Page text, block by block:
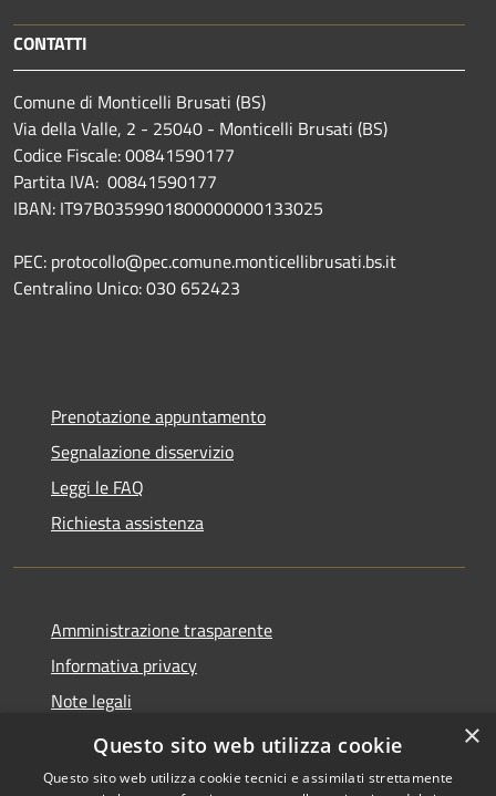
CONTATTI
Comune di Monticelli Brusati (BS)
Via della Valle, 2 - 25040 - Monticelli Brusati (BS)
Codice Fiscale: 00841590177
Partita IVA: 00841590177
IBAN: IT97B0359901800000000133025
PEC: protocollo@pec.comune.monticellibrusati.bs.it
Centralino Unico: 030 652423
Prenotazione appuntamento
Segnalazione disservizio
Leggi le FAQ
Richiesta assistenza
Amministrazione trasparente
Informativa privacy
Note legali
Dichiarazione di accessibilità
×
Questo sito web utilizza cookie
Questo sito web utilizza cookie tecnici e assimilati strettamente